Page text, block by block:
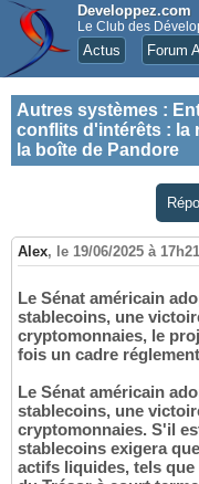
Developpez.com
Le Club des
Actus Forum
Autres systèmes :
conflits d'intérêts : la
la boîte de Pandore
Alex, le 19/06/2025 à 17h21
Le Sénat américain
stablecoins, une
cryptomonnaies, le
fois un cadre
Le Sénat américain
stablecoins, une
cryptomonnaies. S'il
stablecoins exigera
actifs liquides, tels